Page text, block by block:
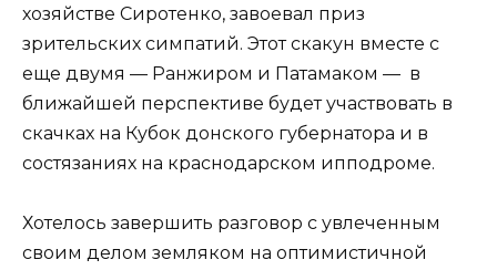
хозяйстве Сиротенко, завоевал приз
зрительских симпатий. Этот скакун вместе с
еще двумя — Ранжиром и Патамаком — в
ближайшей перспективе будет участвовать в
скачках на Кубок донского губернатора и в
состязаниях на краснодарском ипподроме.
Хотелось завершить разговор с увлеченным
своим делом земляком на оптимистичной